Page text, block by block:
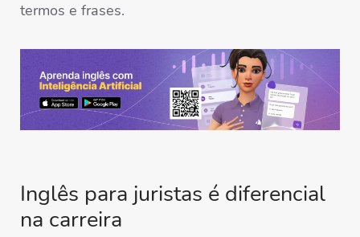
termos e frases.
Inglês para juristas é diferencial
na carreira